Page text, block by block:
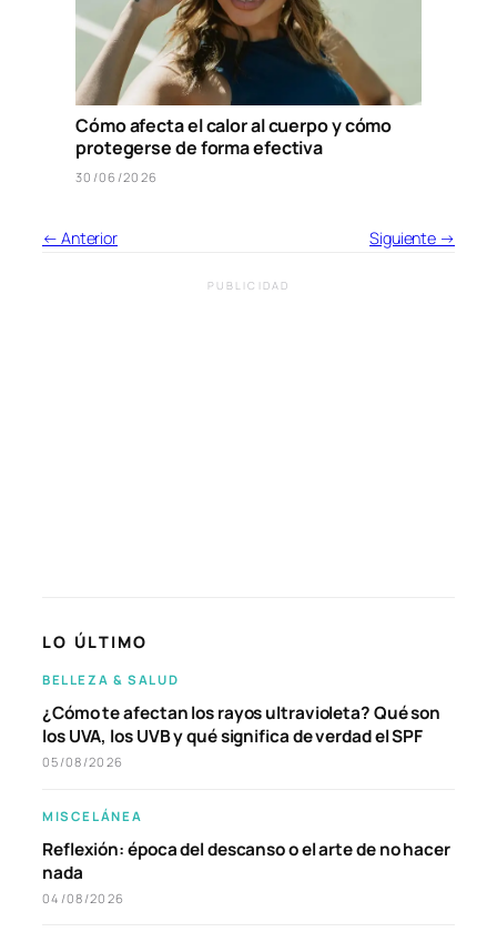
Cómo afecta el calor al cuerpo y cómo
protegerse de forma efectiva
30/06/2026
← Anterior Siguiente →
PUBLICIDAD
LO ÚLTIMO
BELLEZA & SALUD
¿Cómo te afectan los rayos ultravioleta? Qué son
los UVA, los UVB y qué significa de verdad el SPF
05/08/2026
MISCELÁNEA
Reflexión: época del descanso o el arte de no hacer
nada
04/08/2026